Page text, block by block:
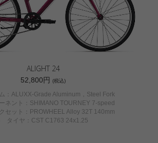
ALIGHT 24
52,800円 (税込)
：ALUXX-Grade Aluminum，Steel Fork
ネント：SHIMANO TOURNEY 7-speed
セット：PROWHEEL Alloy 32T 140mm
タイヤ：CST C1763 24x1.25